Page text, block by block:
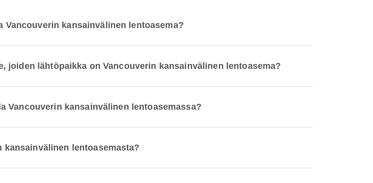
Vancouverin kansainvälinen lentoasema?
joiden lähtöpaikka on Vancouverin kansainvälinen lentoasema?
Vancouverin kansainvälinen lentoasemassa?
lentoasemasta?